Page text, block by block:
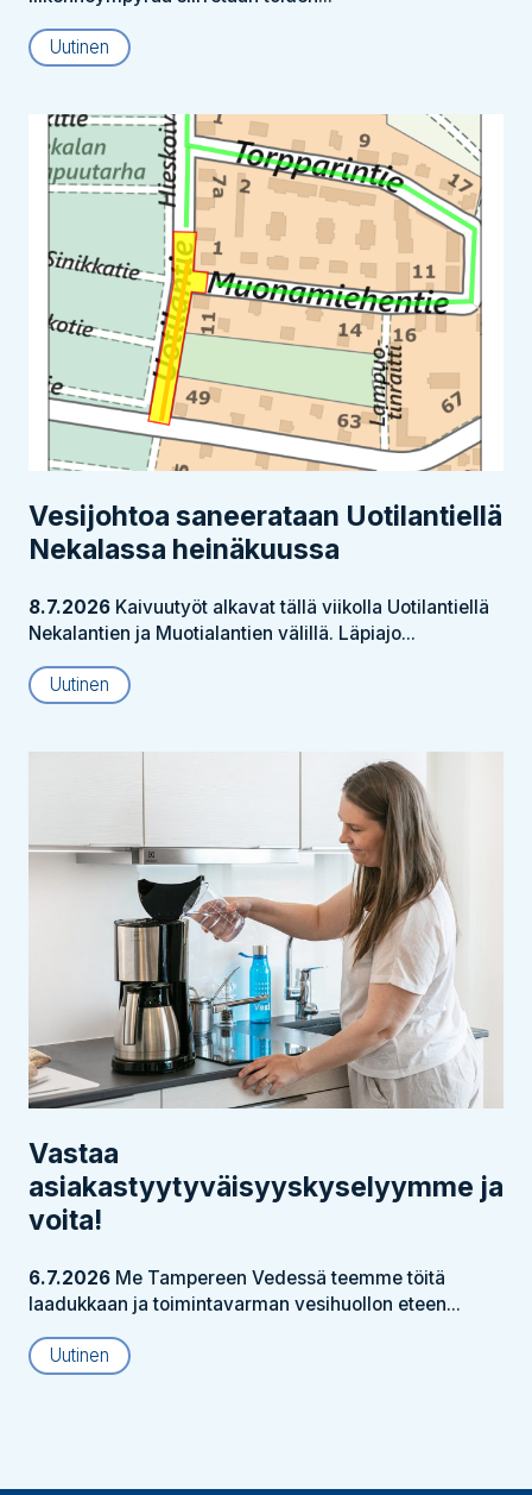
Uutinen
Vesijohtoa saneerataan Uotilantiellä
Nekalassa heinäkuussa
8.7.2026 Kaivuutyöt alkavat tällä viikolla Uotilantiellä
Nekalantien ja Muotialantien välillä. Läpiajo...
Uutinen
Vastaa
asiakastyytyväisyyskyselyymme ja
voita!
6.7.2026 Me Tampereen Vedessä teemme töitä
laadukkaan ja toimintavarman vesihuollon eteen...
Uutinen